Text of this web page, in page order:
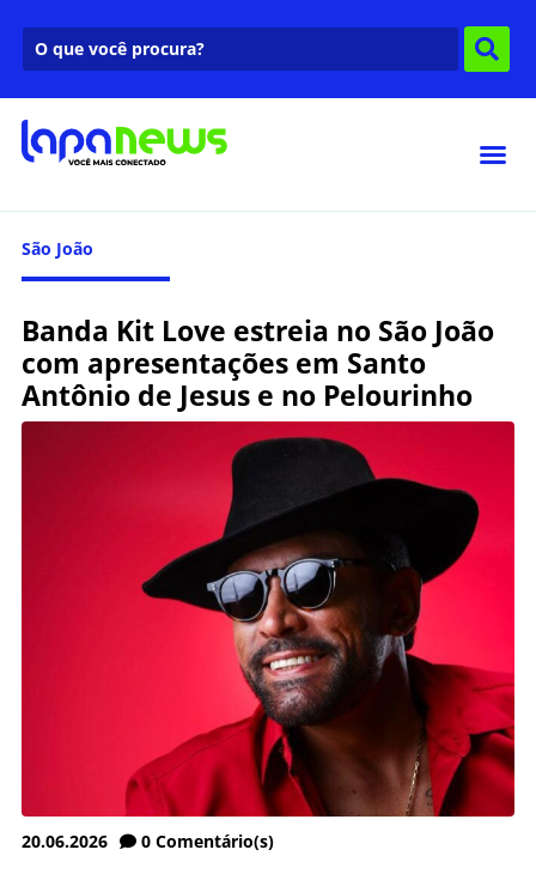
São João
Banda Kit Love estreia no São João
com apresentações em Santo
Antônio de Jesus e no Pelourinho
20.06.2026 0 Comentário(s)